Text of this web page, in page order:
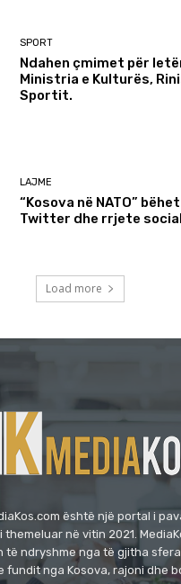
është një portal i
në vitin 2021.
të ndryshme nga të gjitha
fundit nga Kosova, rajoni dhe